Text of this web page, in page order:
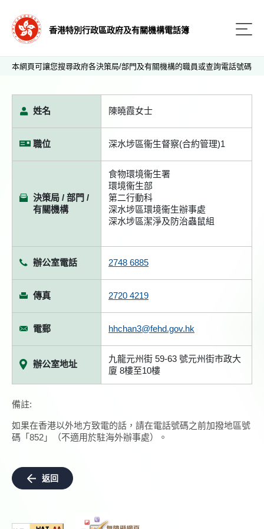
香港特別行政區政府及有關機構電話簿
本網頁可讓您搜尋政府各決策局/部門及有關機構的職員或查詢電話號碼
姓名 陳曉霞女士
職位 深水埗區衞生督察(合約管理)1
決策局 / 部門 /
有關機構
食物環境衞生署
環境衞生部
第二行動科
深水埗區環境衞生辦事處
深水埗區潔淨及防治蟲鼠組
辦公室電話 2748 6885
傳真 2720 4219
電郵 hhchan3@fehd.gov.hk
辦公室地址
九龍元州街 59-63 號元州街市政大
廈 8樓至10樓
備註:
如果在香港以外地方致電的話，請在電話號碼之前加撥地區號
碼「852」（不適用於駐海外辦事處）。
返回